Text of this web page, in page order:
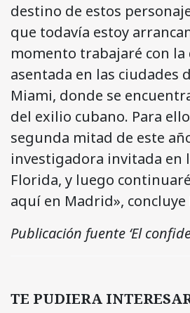
destino de estos
que todavía estoy
momento trabajaré con la
asentada en las ciudades
Miami, donde se
del exilio cubano. Para
segunda mitad de este
investigadora invitada en
Florida, y luego
aquí en Madrid»,
Publicación fuente ‘El
TE PUDIERA